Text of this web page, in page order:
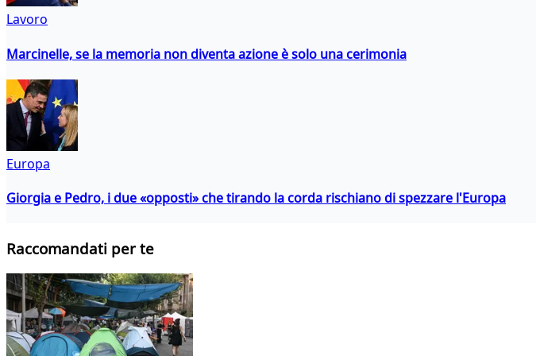
Lavoro
Marcinelle, se la memoria non diventa azione è solo una cerimonia
Europa
Giorgia e Pedro, i due «opposti» che tirando la corda rischiano di spezzare l'Europa
Raccomandati per te